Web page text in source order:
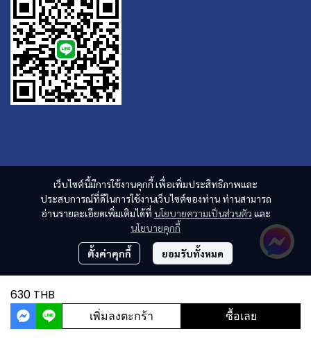
630 THB
เพิ่มลงตะกร้า ซื้อเลย
เว็บไซต์นี้มีการใช้งานคุกกี้ เพื่อเพิ่มประสิทธิภาพและ
ประสบการณ์ที่ดีในการใช้งานเว็บไซต์ของท่าน ท่านสามารถ
อ่านรายละเอียดเพิ่มเติมได้ที่ นโยบายความเป็นส่วนตัว และ
นโยบายคุกกี้
ตั้งค่าคุกกี้ ยอมรับทั้งหมด
ผู้เข้าชมวันนี้